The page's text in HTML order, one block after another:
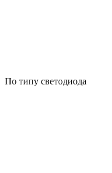
По типу светодиода